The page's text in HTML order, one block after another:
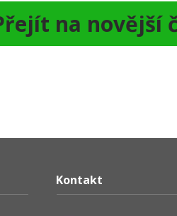
na novější
Kontakt